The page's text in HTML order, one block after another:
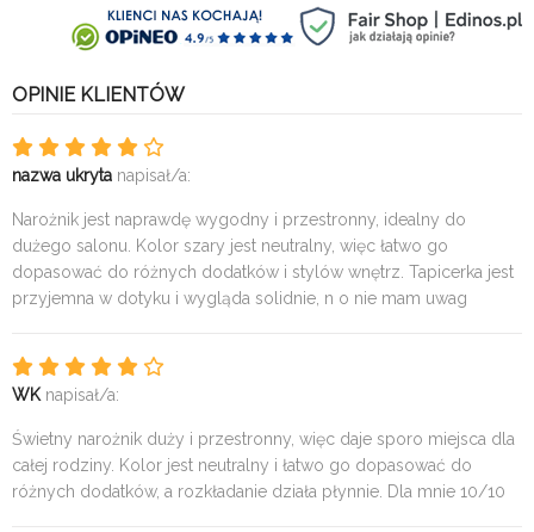
OPINIE KLIENTÓW
nazwa ukryta napisał/a:
Narożnik jest naprawdę wygodny i przestronny, idealny do
dużego salonu. Kolor szary jest neutralny, więc łatwo go
dopasować do różnych dodatków i stylów wnętrz. Tapicerka jest
przyjemna w dotyku i wygląda solidnie, n o nie mam uwag
WKnapisał/a:
Świetny narożnik duży i przestronny, więc daje sporo miejsca dla
całej rodziny. Kolor jest neutralny i łatwo go dopasować do
różnych dodatków, a rozkładanie działa płynnie. Dla mnie 10/10